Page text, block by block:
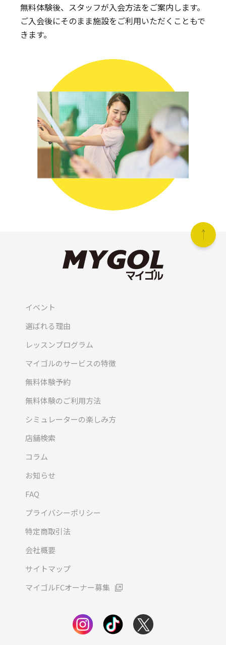
無料体験後、スタッフが入会方法をご案内します。
ご入会後にそのまま施設をご利用いただくこともで
きます。
イベント
選ばれる理由
レッスンプログラム
マイゴルのサービスの特徴
無料体験予約
無料体験のご利用方法
シミュレーターの楽しみ方
店舗検索
コラム
お知らせ
FAQ
プライバシーポリシー
特定商取引法
会社概要
サイトマップ
マイゴルFCオーナー募集